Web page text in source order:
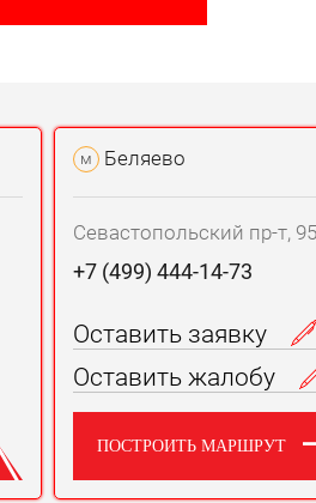
м Беляево
Севастопольский пр-т,
+7 (499) 444-14-73
Оставить заявку
Оставить жалобу
ПОСТРОИТЬ МАРШРУТ